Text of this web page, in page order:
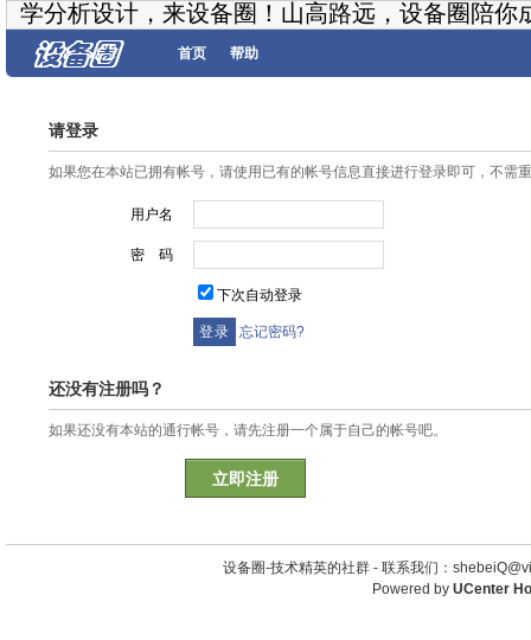
学分析设计，来设备圈！山高路远，设备圈陪你
首页 帮助
请登录
如果您在本站已拥有帐号，请使用已有的帐号信息直接进行登录即可，不需
用户名
密 码
下次自动登录
忘记密码?
还没有注册吗？
如果还没有本站的通行帐号，请先注册一个属于自己的帐号吧。
立即注册
设备圈-技术精英的社群 - 联系我们：
Powered by UCenter